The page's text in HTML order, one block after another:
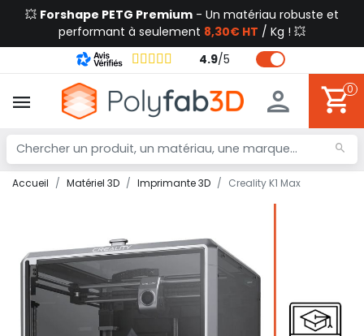
💥 Forshape PETG Premium - Un matériau robuste et
performant à seulement 8,30€ HT / Kg ! 💥
4.9/5
0
Accueil Matériel 3D Imprimante 3D Creality K1 Max